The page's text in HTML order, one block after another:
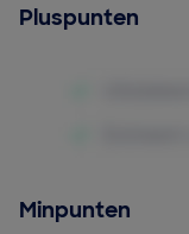
Pluspunten
Minpunten